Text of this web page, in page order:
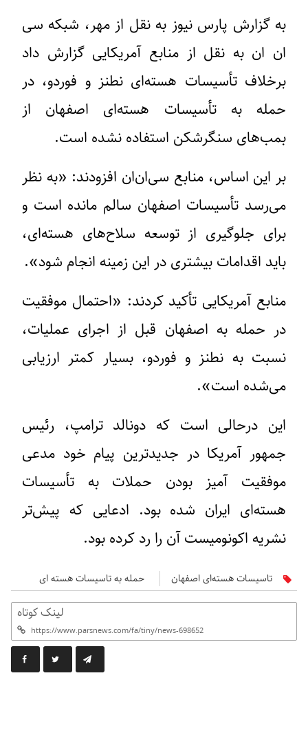
به گزارش پارس نیوز به نقل از مهر، شبکه سی
ان ان به نقل از منابع آمریکایی گزارش داد
برخلاف تأسیسات هسته‌ای نطنز و فوردو، در
حمله به تأسیسات هسته‌ای اصفهان از
بمب‌های سنگرشکن استفاده نشده است.
بر این اساس، منابع سی‌ان‌ان افزودند: «به نظر
می‌رسد تأسیسات اصفهان سالم مانده است و
برای جلوگیری از توسعه سلاح‌های هسته‌ای،
باید اقدامات بیشتری در این زمینه انجام شود».
منابع آمریکایی تأکید کردند: «احتمال موفقیت
در حمله به اصفهان قبل از اجرای عملیات،
نسبت به نطنز و فوردو، بسیار کمتر ارزیابی
می‌شده است».
این درحالی است که دونالد ترامپ، رئیس
جمهور آمریکا در جدیدترین پیام خود مدعی
موفقیت آمیز بودن حملات به تأسیسات
هسته‌ای ایران شده بود. ادعایی که پیش‌تر
نشریه اکونومیست آن را رد کرده بود.
تاسیسات هسته‌ای اصفهان حمله به تاسیسات هسته ای
لینک کوتاه